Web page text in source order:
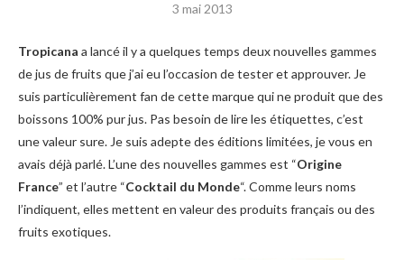
3 mai 2013
Tropicana a lancé il y a quelques temps deux nouvelles gammes
de jus de fruits que j’ai eu l’occasion de tester et approuver. Je
suis particulièrement fan de cette marque qui ne produit que des
boissons 100% pur jus. Pas besoin de lire les étiquettes, c’est
une valeur sure. Je suis adepte des éditions limitées, je vous en
avais déjà parlé. L’une des nouvelles gammes est “Origine
France” et l’autre “Cocktail du Monde“. Comme leurs noms
l’indiquent, elles mettent en valeur des produits français ou des
fruits exotiques.